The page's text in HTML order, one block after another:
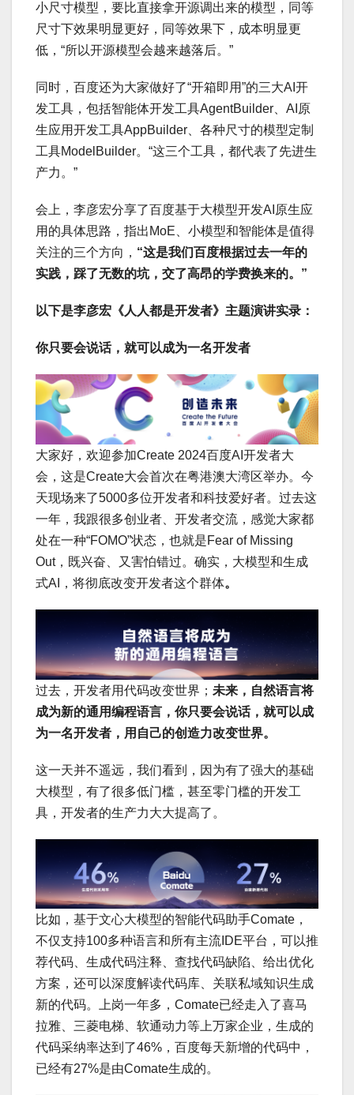
小尺寸模型，要比直接拿开源调出来的模型，同等
尺寸下效果明显更好，同等效果下，成本明显更
低，“所以开源模型会越来越落后。”
同时，百度还为大家做好了“开箱即用”的三大AI开
发工具，包括智能体开发工具AgentBuilder、AI原
生应用开发工具AppBuilder、各种尺寸的模型定制
工具ModelBuilder。“这三个工具，都代表了先进生
产力。”
会上，李彦宏分享了百度基于大模型开发AI原生应
用的具体思路，指出MoE、小模型和智能体是值得
关注的三个方向， “这是我们百度根据过去一年的
实践，踩了无数的坑，交了高昂的学费换来的。”
以下是李彦宏《人人都是开发者》主题演讲实录：
你只要会说话，就可以成为一名开发者
大家好，欢迎参加Create 2024百度AI开发者大
会，这是Create大会首次在粤港澳大湾区举办。今
天现场来了5000多位开发者和科技爱好者。过去这
一年，我跟很多创业者、开发者交流，感觉大家都
处在一种“FOMO”状态，也就是Fear of Missing
Out，既兴奋、又害怕错过。确实，大模型和生成
式AI，将彻底改变开发者这个群体。
过去，开发者用代码改变世界； 未来，自然语言将
成为新的通用编程语言，你只要会说话，就可以成
为一名开发者，用自己的创造力改变世界。
这一天并不遥远，我们看到，因为有了强大的基础
大模型，有了很多低门槛，甚至零门槛的开发工
具，开发者的生产力大大提高了。
比如，基于文心大模型的智能代码助手Comate，
不仅支持100多种语言和所有主流IDE平台，可以推
荐代码、生成代码注释、查找代码缺陷、给出优化
方案，还可以深度解读代码库、关联私域知识生成
新的代码。上岗一年多，Comate已经走入了喜马
拉雅、三菱电梯、软通动力等上万家企业，生成的
代码采纳率达到了46%，百度每天新增的代码中，
已经有27%是由Comate生成的。